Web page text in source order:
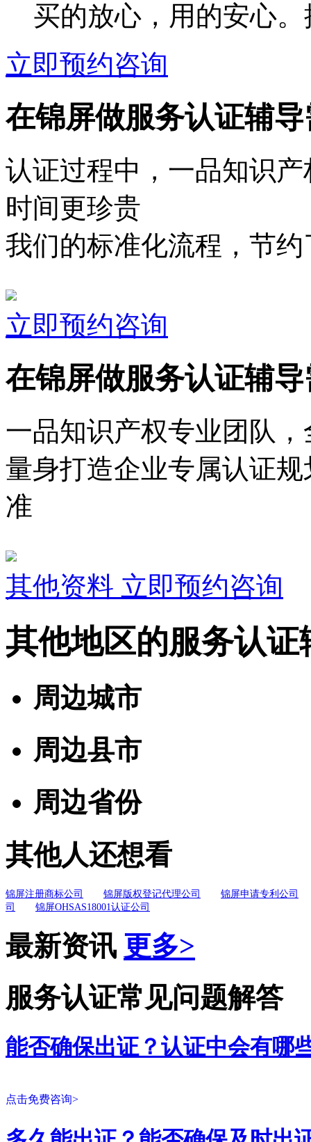
买的放心，用的安心
立即预约咨询
在锦屏做服务认证辅
认证过程中，一品知识
时间更珍贵
我们的标准化流程，节
立即预约咨询
在锦屏做服务认证辅
一品知识产权专业团队
量身打造企业专属认证
准
其他资料 立即预约咨询
其他地区的服务认证
周边城市
周边县市
周边省份
其他人还想看
锦屏注册商标公司 锦屏版权登记代理公司
锦屏申请专利公司
司
锦屏OHSAS18001认证公司
最新资讯 更多>
服务认证常见问题解答
能否确保出证？认证中会有哪
点击免费咨询>